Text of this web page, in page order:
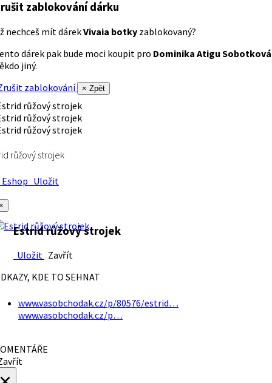
zablokování dárku
nechceš mít dárekVivaia botky zablokovaný?
dárek pak bude moci koupit pro Dominika Atigu Sobotková
jiný.
zablokování
× Zpět
růžový strojek
Uložit
Estrid růžový strojek
Uložit Zavřít
KDE TO SEHNAT
www.vasobchodak.cz/p/80576/estrid…
www.vasobchodak.cz/p…